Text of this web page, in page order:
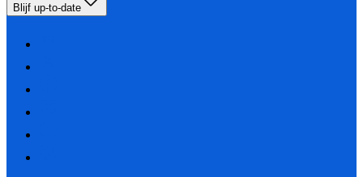
Blijf up-to-date